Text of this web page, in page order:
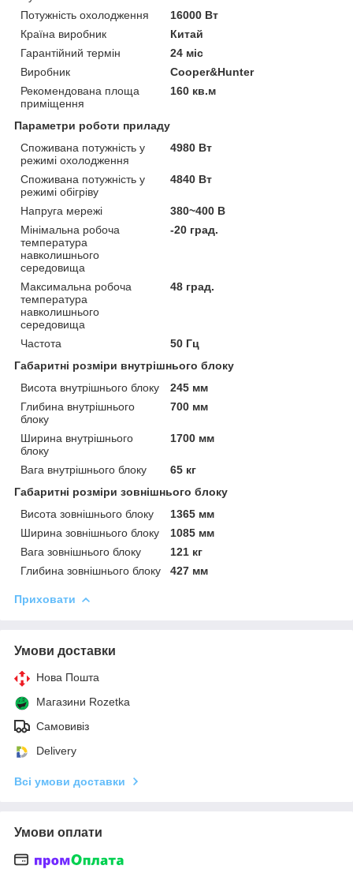
Потужність охолодження
16000 Вт
Країна виробник
Китай
Гарантійний термін
24 міс
Виробник
Cooper&Hunter
Рекомендована площа
приміщення
160 кв.м
Параметри роботи приладу
Споживана потужність у
режимі охолодження
4980 Вт
Споживана потужність у
режимі обігріву
4840 Вт
Напруга мережі
380~400 В
Мінімальна робоча
температура
навколишнього
середовища
-20 град.
Максимальна робоча
температура
навколишнього
середовища
48 град.
Частота
50 Гц
Габаритні розміри внутрішнього блоку
Висота внутрішнього блоку
245 мм
Глибина внутрішнього
блоку
700 мм
Ширина внутрішнього
блоку
1700 мм
Вага внутрішнього блоку
65 кг
Габаритні розміри зовнішнього блоку
Висота зовнішнього блоку
1365 мм
Ширина зовнішнього блоку
1085 мм
Вага зовнішнього блоку
121 кг
Глибина зовнішнього блоку
427 мм
Приховати
Умови доставки
Нова Пошта
Магазини Rozetka
Самовивіз
Delivery
Всі умови доставки
Умови оплати